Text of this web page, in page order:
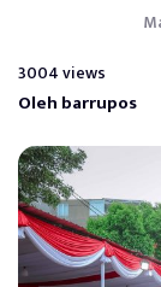
3004 views
Oleh barrupos